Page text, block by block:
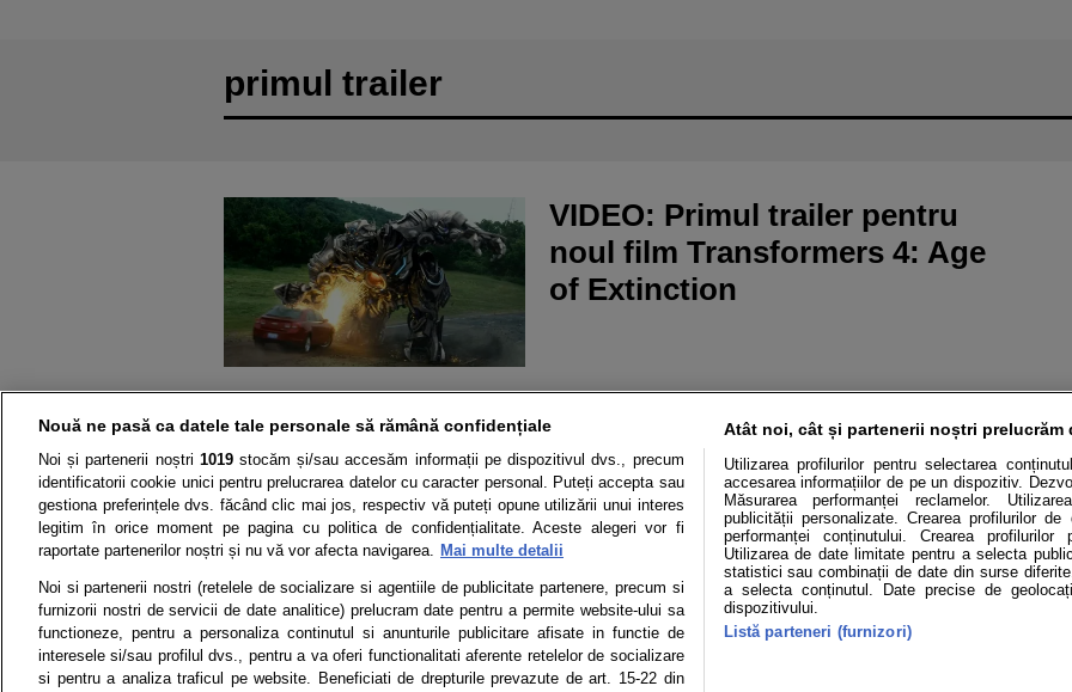
primul trailer
VIDEO: Primul trailer pentru
noul film Transformers 4: Age
of Extinction
Știri Test drive Mașini electrice Utile Video Podcast cu
Termeni si conditii Politica de confidentialitate Politica de cookies
Nouă ne pasă ca datele tale personale să rămână confidențiale
Noi și partenerii noștri 1019stocăm și/sau accesăm informații pe dispozitivul dvs., precum
identificatorii cookie unici pentru prelucrarea datelor cu caracter personal. Puteți accepta sau
gestiona preferințele dvs. făcând clic mai jos, respectiv vă puteți opune utilizării unui interes
legitim în orice moment pe pagina cu politica de confidențialitate. Aceste alegeri vor fi
raportate partenerilor noștri și nu vă vor afecta navigarea. Mai multe detalii
Noi si partenerii nostri (retelele de socializare si agentiile de publicitate partenere, precum si
furnizorii nostri de servicii de date analitice) prelucram date pentru a permite website-ului sa
functioneze, pentru a personaliza continutul si anunturile publicitare afisate in functie de
interesele si/sau profilul dvs., pentru a va oferi functionalitati aferente retelelor de socializare
si pentru a analiza traficul pe website. Beneficiati de drepturile prevazute de art. 15-22 din
Atât noi, cât și partenerii noștri prelucrăm
Utilizarea profilurilor pentru selectarea
accesarea informațiilor de pe un dispozitiv.
Măsurarea performanței reclamelor.
publicității personalizate. Crearea profilurilor de
performanței conținutului. Crearea profilurilor
Utilizarea de date limitate pentru a selecta
statistici sau combinații de date din surse
a selecta conținutul. Date precise de
dispozitivului.
Listă parteneri (furnizori)